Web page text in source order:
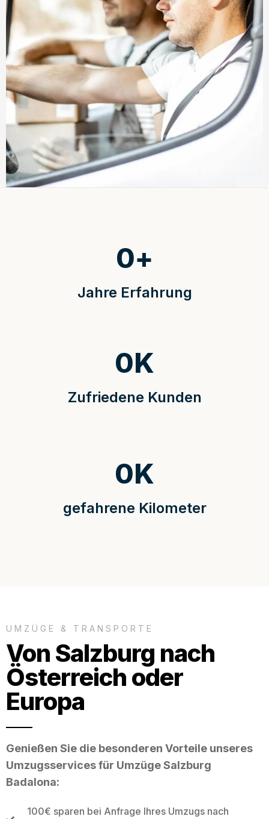
Jahre Erfahrung
0+
Zufriedene Kunden
0K
gefahrene Kilometer
0K
UMZÜGE & TRANSPORTE
Von Salzburg nach
Österreich oder
Europa
Genießen Sie die besonderen Vorteile unseres
Umzugsservices für Umzüge Salzburg
Badalona:
100€ sparen bei Anfrage Ihres Umzugs nach